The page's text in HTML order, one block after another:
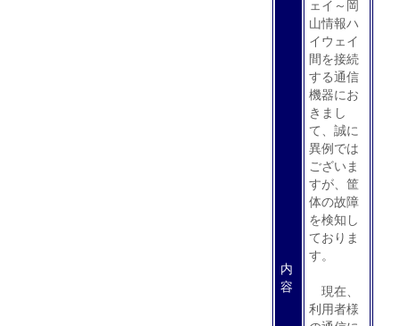
内
容
ェイ～岡
山情報ハ
イウェイ
間を接続
する通信
機器にお
きまし
て、誠に
異例では
ございま
すが、筐
体の故障
を検知し
ておりま
す。
現在、
利用者様